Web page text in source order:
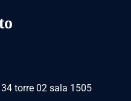
torre 02 sala 1505